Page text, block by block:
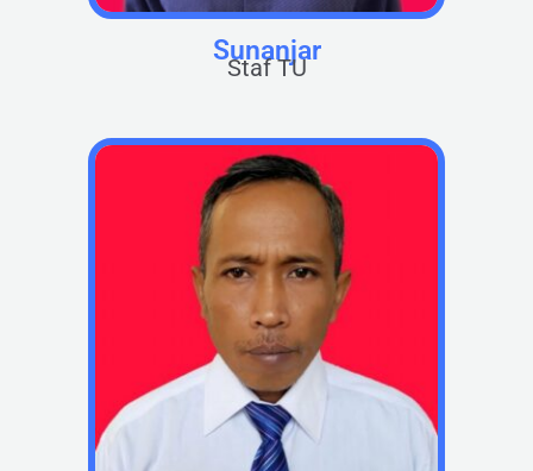
Sunanjar
Staf TU